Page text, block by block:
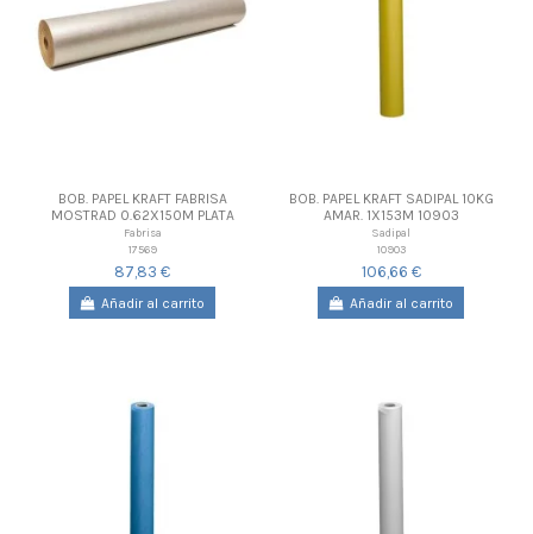
BOB. PAPEL KRAFT FABRISA
MOSTRAD 0.62X150M PLATA
Fabrisa
17569
87,83 €
Añadir al carrito
BOB. PAPEL KRAFT SADIPAL 10KG
AMAR. 1X153M 10903
Sadipal
10903
106,66 €
Añadir al carrito